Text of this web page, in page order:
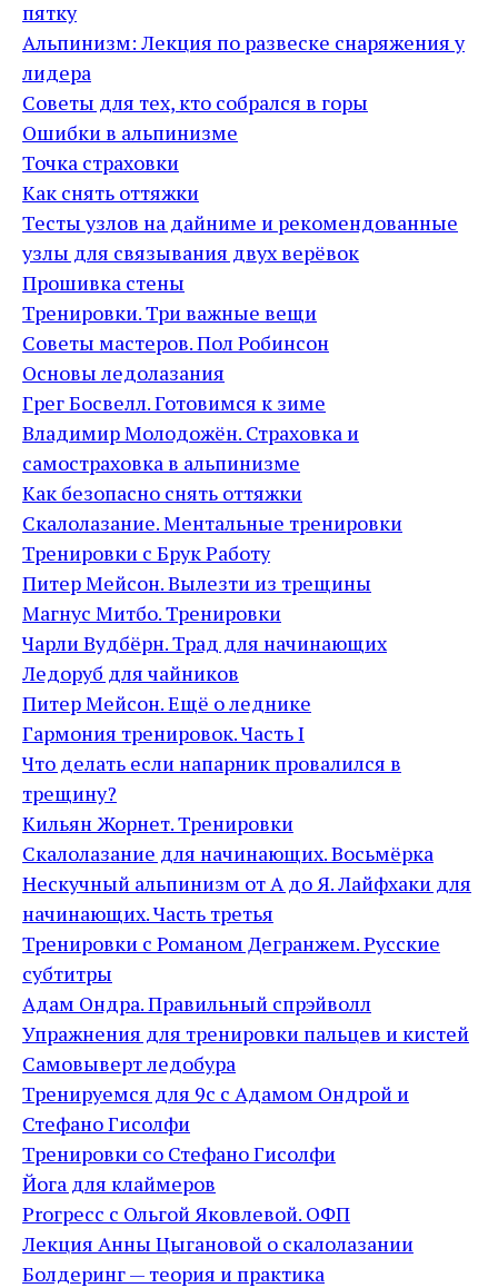
пятку
Альпинизм: Лекция по развеске снаряжения у
лидера
Советы для тех, кто собрался в горы
Ошибки в альпинизме
Точка страховки
Как снять оттяжки
Тесты узлов на дайниме и рекомендованные
узлы для связывания двух верёвок
Прошивка стены
Тренировки. Три важные вещи
Советы мастеров. Пол Робинсон
Основы ледолазания
Грег Босвелл. Готовимся к зиме
Владимир Молодожён. Страховка и
самостраховка в альпинизме
Как безопасно снять оттяжки
Скалолазание. Ментальные тренировки
Тренировки с Брук Работу
Питер Мейсон. Вылезти из трещины
Магнус Митбо. Тренировки
Чарли Вудбёрн. Трад для начинающих
Ледоруб для чайников
Питер Мейсон. Ещё о леднике
Гармония тренировок. Часть I
Что делать если напарник провалился в
трещину?
Кильян Жорнет. Тренировки
Скалолазание для начинающих. Восьмёрка
Нескучный альпинизм от А до Я. Лайфхаки для
начинающих. Часть третья
Тренировки с Романом Дегранжем. Русские
субтитры
Адам Ондра. Правильный спрэйволл
Упражнения для тренировки пальцев и кистей
Самовыверт ледобура
Тренируемся для 9c с Адамом Ондрой и
Стефано Гисолфи
Тренировки со Стефано Гисолфи
Йога для клаймеров
Proгресс с Ольгой Яковлевой. ОФП
Лекция Анны Цыгановой о скалолазании
Болдеринг — теория и практика